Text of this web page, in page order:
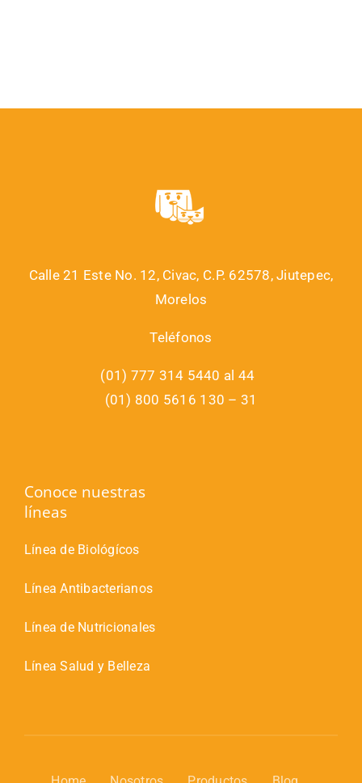
Calle 21 Este No. 12, Civac, C.P. 62578, Jiutepec,
Morelos
Teléfonos
(01) 777 314 5440 al 44
(01) 800 5616 130 – 31
Conoce nuestras
líneas
Línea de Biológícos
Línea Antibacterianos
Línea de Nutricionales
Línea Salud y Belleza